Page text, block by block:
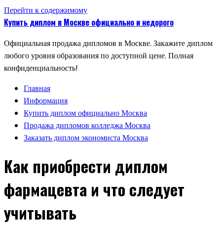
Перейти к содержимому
Купить диплом в Москве официально и недорого
Официальная продажа дипломов в Москве. Закажите диплом
любого уровня образования по доступной цене. Полная
конфиденциальность!
Главная
Информация
Купить диплом официально Москва
Продажа дипломов колледжа Москва
Заказать диплом экономиста Москва
Как приобрести диплом
фармацевта и что следует
учитывать